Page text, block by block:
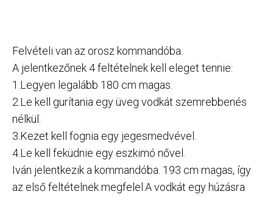
Felvételi van az orosz kommandóba.
A jelentkezőnek 4 feltételnek kell eleget tennie:
1.Legyen legalább 180 cm magas.
2.Le kell gurítania egy üveg vodkát szemrebbenés
nélkül.
3.Kezet kell fognia egy jegesmedvével.
4.Le kell feküdnie egy eszkimó nővel.
Iván jelentkezik a kommandóba. 193 cm magas, így
az első feltételnek megfelel.A vodkát egy húzásra